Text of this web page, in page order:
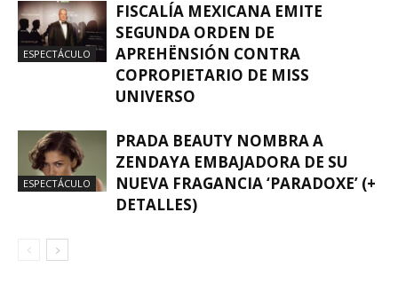
ESPECTÁCULO
FISCALÍA MEXICANA EMITE
SEGUNDA ORDEN DE
APREHËNSIÓN CONTRA
COPROPIETARIO DE MISS
UNIVERSO
ESPECTÁCULO
PRADA BEAUTY NOMBRA A
ZENDAYA EMBAJADORA DE SU
NUEVA FRAGANCIA ‘PARADOXE’ (+
DETALLES)